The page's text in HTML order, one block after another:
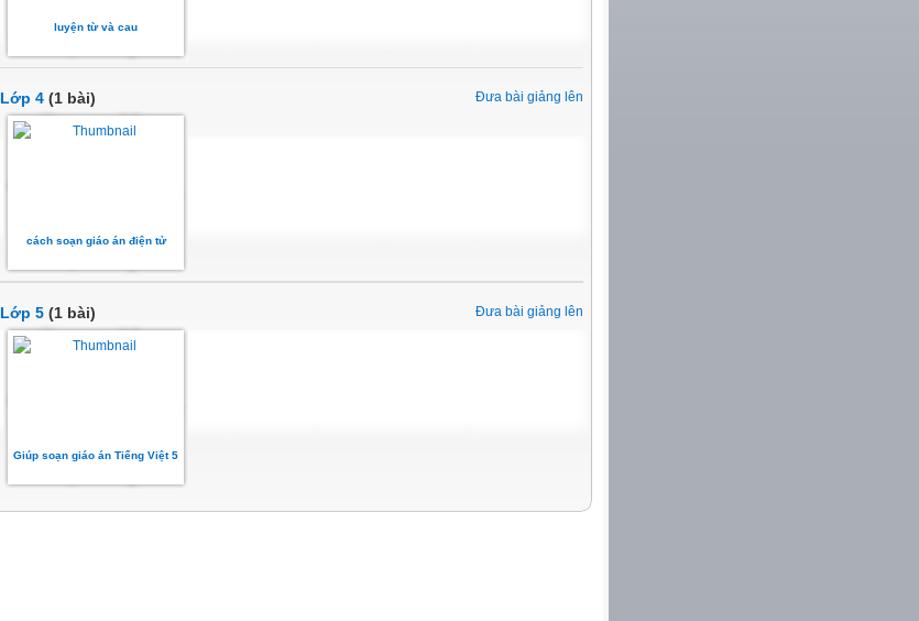
luyện từ và cau
Đưa bài giảng lên
Lớp 4 (1 bài)
cách soạn giáo án điện tử
Đưa bài giảng lên
Lớp 5 (1 bài)
Giúp soạn giáo án Tiếng Việt 5